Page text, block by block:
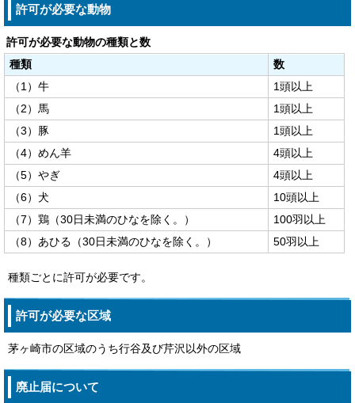
許可が必要な動物
許可が必要な動物の種類と数
種類
数
（1）牛
1頭以上
（2）馬
1頭以上
（3）豚
1頭以上
（4）めん羊
4頭以上
（5）やぎ
4頭以上
（6）犬
10頭以上
（7）鶏（30日未満のひなを除く。）
100羽以上
（8）あひる（30日未満のひなを除く。）
50羽以上
種類ごとに許可が必要です。
許可が必要な区域
茅ヶ崎市の区域のうち行谷及び芹沢以外の区域
廃止届について